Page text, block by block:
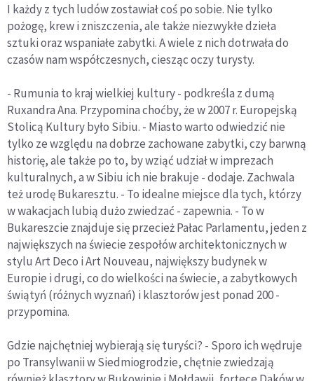
I każdy z tych ludów zostawiał coś po sobie. Nie tylko
pożogę, krew i zniszczenia, ale także niezwykłe dzieła
sztuki oraz wspaniałe zabytki. A wiele z nich dotrwała do
czasów nam współczesnych, ciesząc oczy turysty.
- Rumunia to kraj wielkiej kultury - podkreśla z dumą
Ruxandra Ana. Przypomina choćby, że w 2007 r. Europejską
Stolicą Kultury było Sibiu. - Miasto warto odwiedzić nie
tylko ze względu na dobrze zachowane zabytki, czy barwną
historię, ale także po to, by wziąć udział w imprezach
kulturalnych, a w Sibiu ich nie brakuje - dodaje. Zachwala
też urodę Bukaresztu. - To idealne miejsce dla tych, którzy
w wakacjach lubią dużo zwiedzać - zapewnia. - To w
Bukareszcie znajduje się przecież Pałac Parlamentu, jeden z
największych na świecie zespołów architektonicznych w
stylu Art Deco i Art Nouveau, największy budynek w
Europie i drugi, co do wielkości na świecie, a zabytkowych
świątyń (różnych wyznań) i klasztorów jest ponad 200 -
przypomina.
Gdzie najchętniej wybierają się turyści? - Sporo ich wędruje
po Transylwanii w Siedmiogrodzie, chętnie zwiedzają